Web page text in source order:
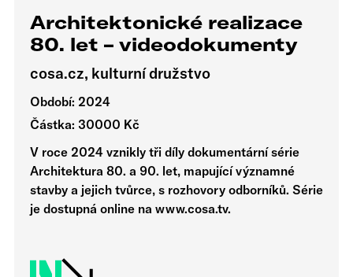
Architektonické realizace
80. let – videodokumenty
cosa.cz, kulturní družstvo
Období: 2024
Částka: 30000 Kč
V roce 2024 vznikly tři díly dokumentární série
Architektura 80. a 90. let, mapující významné
stavby a jejich tvůrce, s rozhovory odborníků. Série
je dostupná online na www.cosa.tv.